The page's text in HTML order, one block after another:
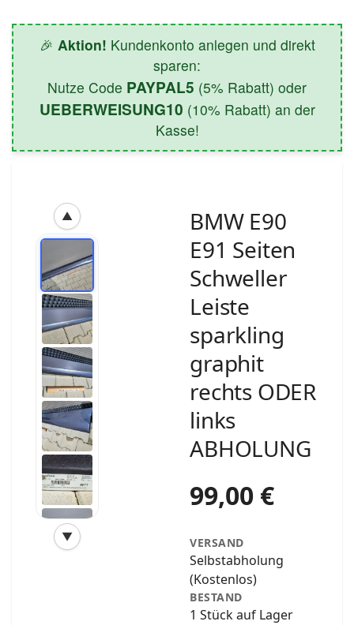
🎉 Aktion! Kundenkonto anlegen und direkt
sparen:
Nutze Code PAYPAL5 (5% Rabatt) oder
UEBERWEISUNG10 (10% Rabatt) an der
Kasse!
▲
▼
‹
BMW E90
E91 Seiten
Schweller
Leiste
sparkling
graphit
rechts ODER
links
ABHOLUNG
99,00 €
VERSAND
Selbstabholung
(Kostenlos)
BESTAND
1 Stück auf Lager